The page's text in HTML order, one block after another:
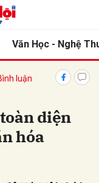
Văn Học - Nghệ
luận
diện
hóa